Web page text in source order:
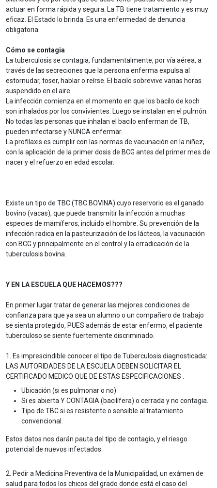
actuar en forma rápida y segura. La TB tiene tratamiento y es muy
eficaz. El Estado lo brinda. Es una enfermedad de denuncia
obligatoria.
Cómo se contagia
La tuberculosis se contagia, fundamentalmente, por vía aérea, a
través de las secreciones que la persona enferma expulsa al
estornudar, toser, hablar o reírse. El bacilo sobrevive varias horas
suspendido en el aire.
La infección comienza en el momento en que los bacilo de koch
son inhalados por los convivientes. Luego se instalan en el pulmón.
No todas las personas que inhalan el bacilo enferman de TB,
pueden infectarse y NUNCA enfermar.
La profilaxis es cumplir con las normas de vacunación en la niñez,
con la aplicación de la primer dosis de BCG antes del primer mes de
nacer y el refuerzo en edad escolar.
Existe un tipo de TBC (TBC BOVINA) cuyo reservorio es el ganado
bovino (vacas), que puede transmitir la infección a muchas
especies de mamíferos, incluido el hombre. Su prevención de la
infección radica en la pasteurización de los lácteos, la vacunación
con BCG y principalmente en el control y la erradicación de la
tuberculosis bovina.
Y EN LA ESCUELA QUE HACEMOS???
En primer lugar tratar de generar las mejores condiciones de
confianza para que ya sea un alumno o un compañero de trabajo
se sienta protegido, PUES además de estar enfermo, el paciente
tuberculoso se siente fuertemente discriminado.
1. Es imprescindible conocer el tipo de Tuberculosis diagnosticada:
LAS AUTORIDADES DE LA ESCUELA DEBEN SOLICITAR EL
CERTIFICADO MEDICO QUE DE ESTAS ESPECIFICACIONES .
Ubicación (si es pulmonar o no)
Si es abierta Y CONTAGIA (bacilífera) o cerrada y no contagia.
Tipo de TBC si es resistente o sensible al tratamiento
convencional.
Estos datos nos darán pauta del tipo de contagio, y el riesgo
potencial de nuevos infectados.
2. Pedir a Medicina Preventiva de la Municipalidad, un exámen de
salud para todos los chicos del grado donde está el caso del